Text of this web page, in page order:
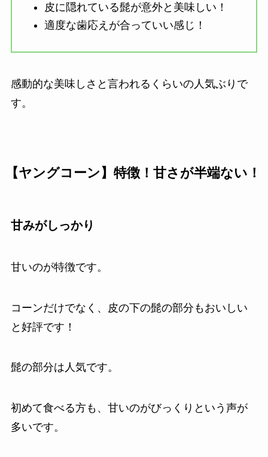
皮に隠れている髭が意外と美味しい！
適度な歯応えが合っていい感じ！
感動的な美味しさと言われるくらいの人気ぶりで
す。
【ヤングコーン】特徴！甘さが半端ない！
甘みがしっかり
甘いのが特徴です。
コーンだけでなく、皮の下の髭の部分もおいしい
と好評です！
髭の部分は人気です。
初めて食べる方も、甘いのがびっくりという声が
多いです。